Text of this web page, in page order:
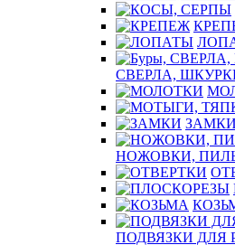
СВЕРЛА,
ЗАМКИ
НОЖОВКИ,
ПОДВЯЗКИ ДЛЯ